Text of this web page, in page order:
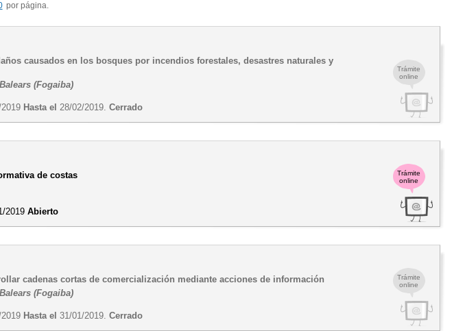
por página.
Trámite
online
causados en los bosques por incendios forestales, desastres naturales y
(Fogaiba)
Hasta el 28/02/2019.Cerrado
Trámite
online
de costas
2019Abierto
Trámite
online
cadenas cortas de comercialización mediante acciones de información
(Fogaiba)
Hasta el 31/01/2019.Cerrado